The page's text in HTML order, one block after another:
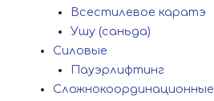
Всестилевое каратэ
Ушу (саньда)
Силовые
Пауэрлифтинг
Сложнокоординационные